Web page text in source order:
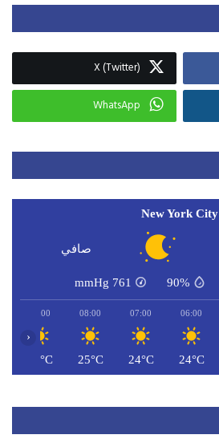
X (Twitter)
WhatsApp
New York City
صافي
90%
761
mmHg
06:00
24°C
07:00
24°C
08:00
25°C
09:00
27°C
‹